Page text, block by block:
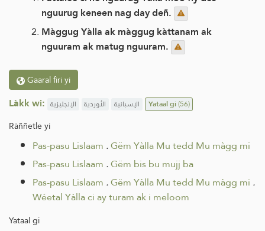
nguurug keneen nag day deñ.
Màggug Yàlla ak màggug kàttanam ak
nguuram ak matug nguuram.
Gaaral firi yi
Làkk wi: الإنجليزية الأوردية الإسبانية Yataal gi(56)
Ràññetle yi
Pas-pasu Lislaam .Gëm Yàlla Mu tedd Mu màgg mi
Pas-pasu Lislaam .Gëm bis bu mujj ba
Pas-pasu Lislaam .Gëm Yàlla Mu tedd Mu màgg mi .
Wéetal Yàlla ci ay turam ak i meloom
Yataal gi